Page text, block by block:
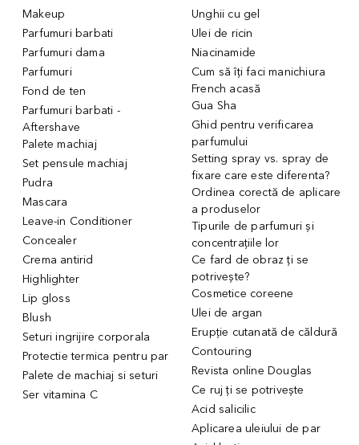
Makeup
Parfumuri barbati
Parfumuri dama
Parfumuri
Fond de ten
Parfumuri barbati -
Aftershave
Palete machiaj
Set pensule machiaj
Pudra
Mascara
Leave-in Conditioner
Concealer
Crema antirid
Highlighter
Lip gloss
Blush
Seturi ingrijire corporala
Protectie termica pentru par
Palete de machiaj si seturi
Ser vitamina C
Unghii cu gel
Ulei de ricin
Niacinamide
Cum să îți faci manichiura
French acasă
Gua Sha
Ghid pentru verificarea
parfumului
Setting spray vs. spray de
fixare care este diferenta?
Ordinea corectă de aplicare
a produselor
Tipurile de parfumuri și
concentrațiile lor
Ce fard de obraz ți se
potrivește?
Cosmetice coreene
Ulei de argan
Erupție cutanată de căldură
Contouring
Revista online Douglas
Ce ruj ți se potrivește
Acid salicilic
Aplicarea uleiului de par